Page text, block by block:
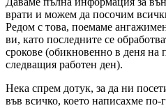
врати и можем да посочим
Редом с това, поемаме
ви, като последните се
срокове (обикновенно в деня на
следващия работен ден).
Нека спрем дотук, за да ни
във всичко, което написахме по-